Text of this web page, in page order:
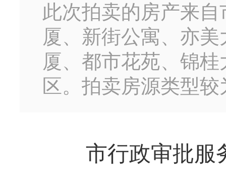
此次拍卖的房产来
厦、新街公寓、亦
厦、都市花苑、锦
区。拍卖房源类型
市行政审批服